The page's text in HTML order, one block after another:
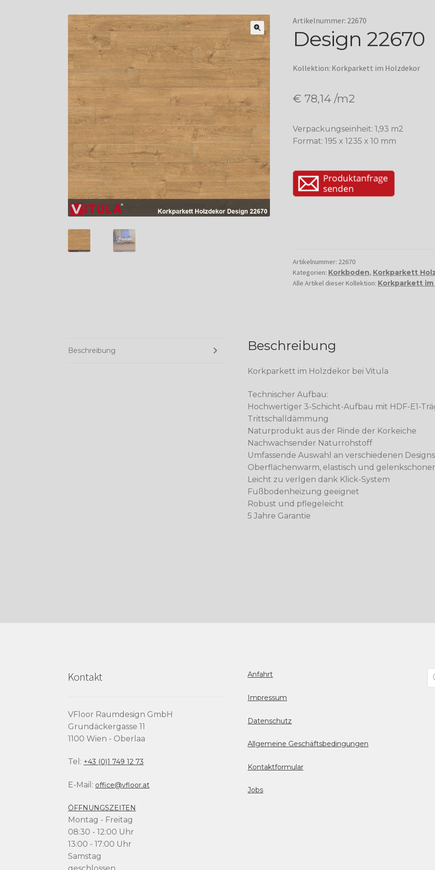
Artikelnummer: 22670
Design 22670
Kollektion: Korkparkett im Holzdekor
€ 78,14/m2
Verpackungseinheit: 1,93 m2
Format: 195 x 1235 x 10 mm
Artikelnummer: 22670
Kategorien: Korkboden, Korkparkett
Alle Artikel dieser Kollektion: Korkparkett
Beschreibung Beschreibung
Korkparkett im Holzdekor bei Vitula
Technischer Aufbau:
Hochwertiger 3-Schicht-Aufbau mit HDF-E1-
Trittschalldämmung
Naturprodukt aus der Rinde der Korkeiche
Nachwachsender Naturrohstoff
Umfassende Auswahl an verschiedenen Designs
Oberflächenwarm, elastisch und
Leicht zu verlgen dank Klick-System
Fußbodenheizung geeignet
Robust und pflegeleicht
5 Jahre Garantie
Kontakt
VFloor Raumdesign GmbH
Grundäckergasse 11
1100 Wien - Oberlaa
Tel: +43 (0)1 749 12 73
E-Mail: office@vfloor.at
ÖFFNUNGSZEITEN
Montag - Freitag
08:30 - 12:00 Uhr
13:00 - 17:00 Uhr
Samstag
Anfahrt
Impressum
Datenschutz
Allgemeine Geschäftsbedingungen
Kontaktformular
Jobs